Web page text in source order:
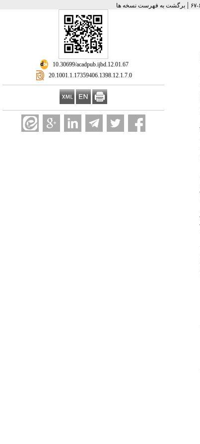
|برگشت به فهرست نسخه ها
‎ 10.30699/acadpub.ijbd.12.01.67
‎ 20.1001.1.17359406.1398.12.1.7.0